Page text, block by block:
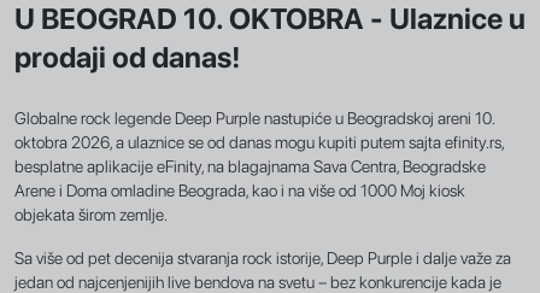
U BEOGRAD 10. OKTOBRA - Ulaznice u
prodaji od danas!
Globalne rock legende Deep Purple nastupiće u Beogradskoj areni 10.
oktobra 2026, a ulaznice se od danas mogu kupiti putem sajta efinity.rs,
besplatne aplikacije eFinity, na blagajnama Sava Centra, Beogradske
Arene i Doma omladine Beograda, kao i na više od 1000 Moj kiosk
objekata širom zemlje.
Sa više od pet decenija stvaranja rock istorije, Deep Purple i dalje važe za
jedan od najcenjenijih live bendova na svetu – bez konkurencije kada je